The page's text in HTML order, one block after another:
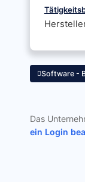
Software -
Das
ein Login